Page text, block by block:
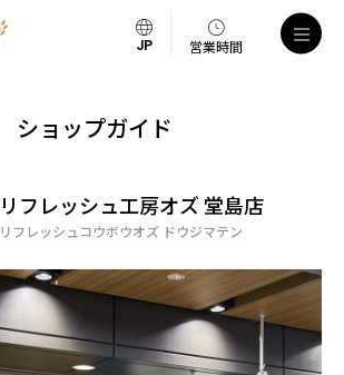
営業時間
ショップガイド
リフレッシュ工房オズ 堂島店
リフレッシュコウボウオズ ドウジマテン